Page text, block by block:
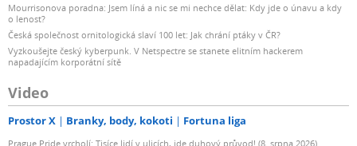
Mourrisonova poradna: Jsem líná a nic se mi nechce dělat: Kdy jde o únavu a kdy
o lenost?
Česká společnost ornitologická slaví 100 let: Jak chrání ptáky v ČR?
Vyzkoušejte český kyberpunk. V Netspectre se stanete elitním hackerem
napadajícím korporátní sítě
Video
Prostor X Branky, body, kokoti Fortuna liga
Prague Pride vrcholí: Tisíce lidí v ulicích, jde duhový průvod! (8. srpna 2026)